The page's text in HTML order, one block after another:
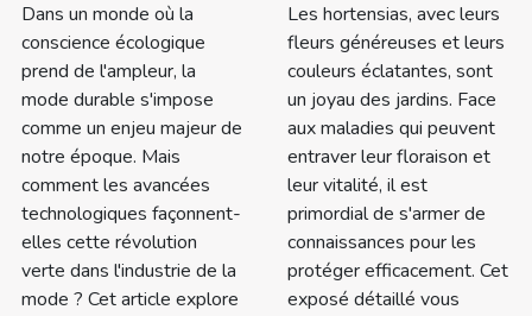
Dans un monde où la
conscience écologique
prend de l'ampleur, la
mode durable s'impose
comme un enjeu majeur de
notre époque. Mais
comment les avancées
technologiques façonnent-
elles cette révolution
verte dans l'industrie de la
mode ? Cet article explore
Les hortensias, avec leurs
fleurs généreuses et leurs
couleurs éclatantes, sont
un joyau des jardins. Face
aux maladies qui peuvent
entraver leur floraison et
leur vitalité, il est
primordial de s'armer de
connaissances pour les
protéger efficacement. Cet
exposé détaillé vous